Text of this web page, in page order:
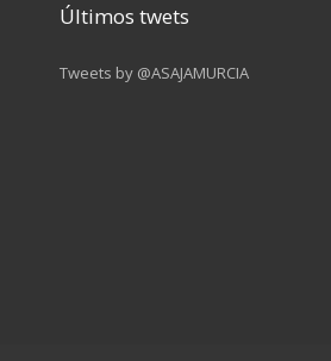
Últimos twets
Tweets by @ASAJAMURCIA